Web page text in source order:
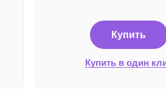
Купить
Купить в один